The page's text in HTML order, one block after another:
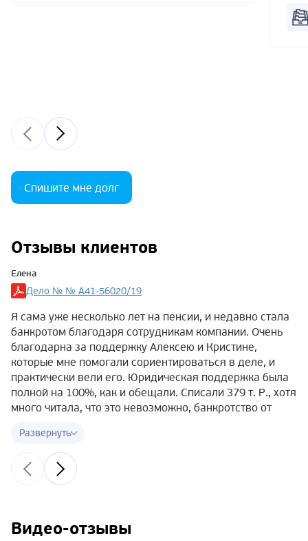
Спишите мне долг
Отзывы клиентов
Елена
Дело № № А41-56020/19
Я сама уже несколько лет на пенсии, и недавно стала
банкротом благодаря сотрудникам компании. Очень
благодарна за поддержку Алексею и Кристине,
которые мне помогали сориентироваться в деле, и
практически вели его. Юридическая поддержка была
полной на 100%, как и обещали. Списали 379 т. Р., хотя
много читала, что это невозможно, банкротство от
сказать, что ничего страшного в судебных мерах нет,
если платить нечем и есть хорошее
юрсопровождение. Только дам хороший совет —
лучше начинать готовить документы заранее, чтобы не
Видео-отзывы